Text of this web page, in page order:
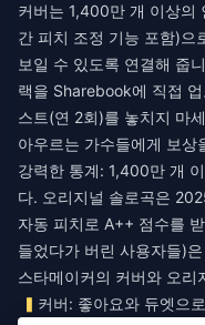
커버는 1,400만 개 이상의
간 피치 조정 기능 포함)으
보일 수 있도록 연결해 줍
랙을 Sharebook에 직접
스트(연 2회)를 놓치지 마
아우르는 가수들에게 보상
강력한 통계: 1,400만 개
다. 오리지널 솔로곡은
자동 피치로 A++ 점수를
들었다가 버린 사용자들)
스타메이커의 커버와 오리
커버: 좋아요와 듀엣으